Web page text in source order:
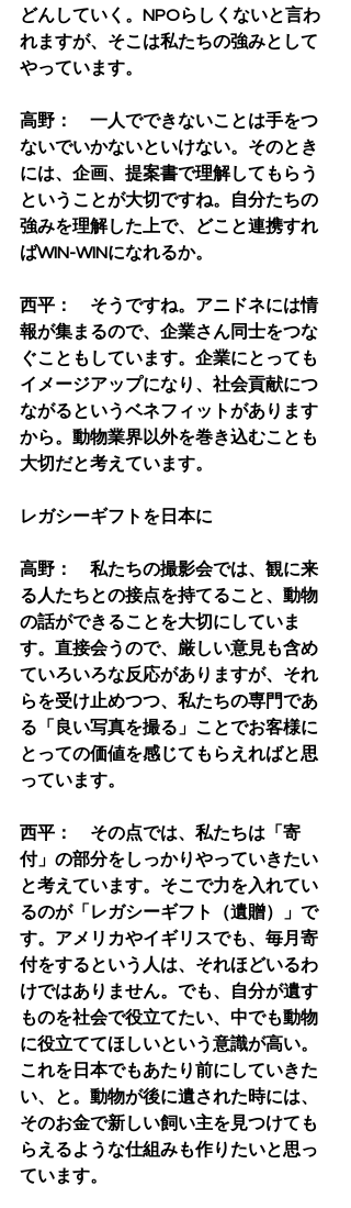
どんしていく。NPOらしくないと言わ
れますが、そこは私たちの強みとして
やっています。
高野：　一人でできないことは手をつ
ないでいかないといけない。そのとき
には、企画、提案書で理解してもらう
ということが大切ですね。自分たちの
強みを理解した上で、どこと連携すれ
ばWIN-WINになれるか。
西平：　そうですね。アニドネには情
報が集まるので、企業さん同士をつな
ぐこともしています。企業にとっても
イメージアップになり、社会貢献につ
ながるというベネフィットがあります
から。動物業界以外を巻き込むことも
大切だと考えています。
レガシーギフトを日本に
高野：　私たちの撮影会では、観に来
る人たちとの接点を持てること、動物
の話ができることを大切にしていま
す。直接会うので、厳しい意見も含め
ていろいろな反応がありますが、それ
らを受け止めつつ、私たちの専門であ
る「良い写真を撮る」ことでお客様に
とっての価値を感じてもらえればと思
っています。
西平：　その点では、私たちは「寄
付」の部分をしっかりやっていきたい
と考えています。そこで力を入れてい
るのが「レガシーギフト（遺贈）」で
す。アメリカやイギリスでも、毎月寄
付をするという人は、それほどいるわ
けではありません。でも、自分が遺す
ものを社会で役立てたい、中でも動物
に役立ててほしいという意識が高い。
これを日本でもあたり前にしていきた
い、と。動物が後に遺された時には、
そのお金で新しい飼い主を見つけても
らえるような仕組みも作りたいと思っ
ています。